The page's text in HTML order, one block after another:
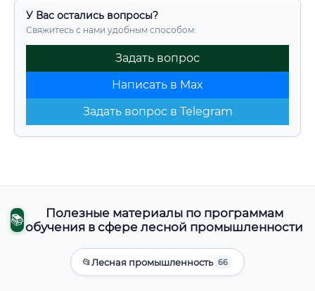
У Вас остались вопросы?
Свяжитесь с нами удобным способом:
Задать вопрос
Написать в Max
Задать вопрос в Telegram
📚
Полезные материалы по программам
обучения в сфере лесной промышленности
📂Лесная промышленность 66